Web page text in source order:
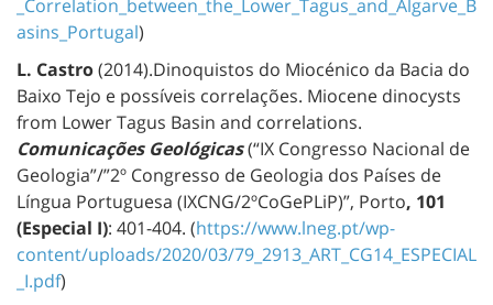
_Correlation_between_the_Lower_Tagus_and_Algarve_B
asins_Portugal)
L. Castro(2014).Dinoquistos do Miocénico da Bacia do
Baixo Tejo e possíveis correlações. Miocene dinocysts
from Lower Tagus Basin and correlations.
Comunicações Geológicas(“IX Congresso Nacional de
Geologia”/”2º Congresso de Geologia dos Países de
Língua Portuguesa (IXCNG/2ºCoGePLiP)”, Porto, 101
(Especial I): 401-404. (https://www.lneg.pt/wp-
content/uploads/2020/03/79_2913_ART_CG14_ESPECIAL
_I.pdf)